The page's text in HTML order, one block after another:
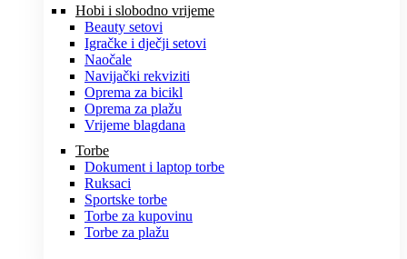
Hobi i slobodno vrijeme
Beauty setovi
Igračke i dječji setovi
Naočale
Navijački rekviziti
Oprema za bicikl
Oprema za plažu
Vrijeme blagdana
Torbe
Dokument i laptop torbe
Ruksaci
Sportske torbe
Torbe za kupovinu
Torbe za plažu